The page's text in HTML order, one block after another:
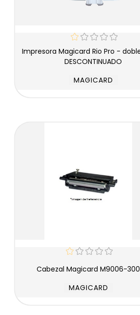
Impresora Magicard Rio Pro - doble cara /
DESCONTINUADO
MAGICARD
Cabezal Magicard M9006-300
MAGICARD